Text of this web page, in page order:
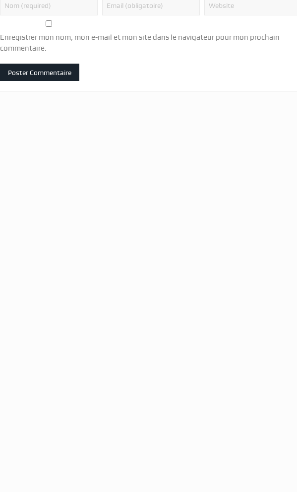
Enregistrer mon nom, mon e-mail et mon site dans le navigateur pour mon prochain
commentaire.